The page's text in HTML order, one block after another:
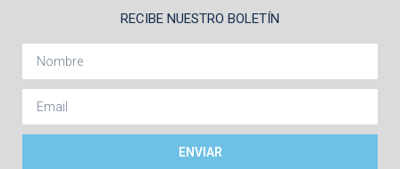
RECIBE NUESTRO BOLETÍN
ENVIAR